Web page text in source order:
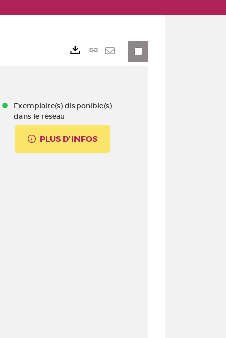
Lien
fenêtre)
mail
Exemplaire(s) disponible(s)
dans le réseau
PLUS D'INFOS